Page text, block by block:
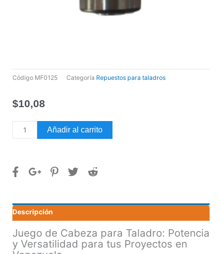
Código MF0125 Categoría Repuestos para taladros
$10,08
Juego
de
taladro
Añadir al carrito
Descripción
Juego de Cabeza para Taladro: Potencia
y Versatilidad para tus Proyectos en